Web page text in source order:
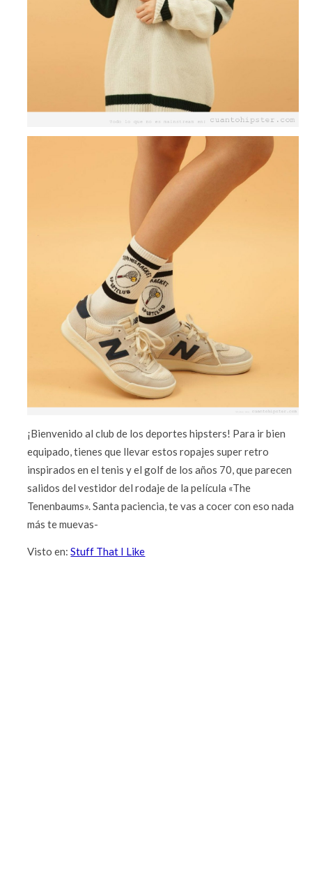
¡Bienvenido al club de los deportes hipsters! Para ir bien
equipado, tienes que llevar estos ropajes super retro
inspirados en el tenis y el golf de los años 70, que parecen
salidos del vestidor del rodaje de la película «The
Tenenbaums». Santa paciencia, te vas a cocer con eso nada
más te muevas-
Visto en:Stuff That I Like